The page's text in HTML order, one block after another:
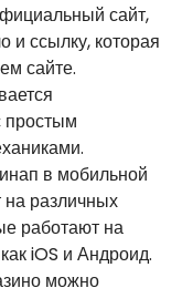
сайт,
и ссылку, которая
сайте.
простым
в мобильной
на различных
работают на
iOS и Андроид.
можно